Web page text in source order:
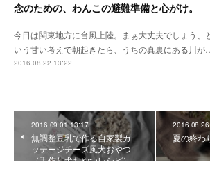
念のための、わんこの避難準備と心がけ。
今日は関東地方に台風上陸。まぁ大丈夫でしょう、
いう甘い考えで朝起きたら、うちの真裏にある川が
2016.08.22 13:22
2016.09.01 13:17
無調整豆乳で作る自家製カ
ッテージチーズ風犬おやつ
（手作り犬おやつレシピ）
夏の終わ